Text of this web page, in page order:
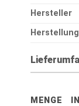
Hersteller
MENGE